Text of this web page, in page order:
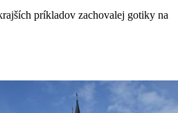
príkladov zachovalej gotiky na